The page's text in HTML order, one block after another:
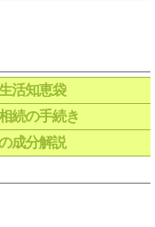
活知恵袋
続の手続き
成分解説